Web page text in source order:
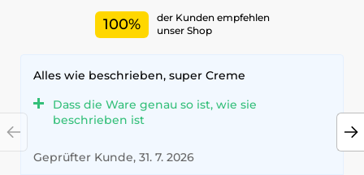
100%
der Kunden empfehlen
unser Shop
Alles wie beschrieben, super Creme
Dass die Ware genau so ist, wie sie
beschrieben ist
Geprüfter Kunde, 31. 7. 2026